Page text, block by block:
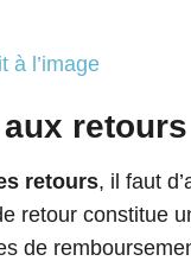
à l’image
retours
retours, il faut
retour constitue
de